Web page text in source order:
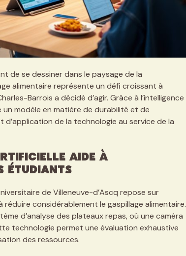
de se dessiner dans le paysage de la
alimentaire représente un défi croissant à
Barrois a décidé d’agir. Grâce à l’intelligence
modèle en matière de durabilité et de
de la technologie au service de la
aide à
étudiants
de Villeneuve-d’Ascq repose sur
réduire considérablement le gaspillage alimentaire.
d’analyse des plateaux repas, où une caméra
technologie permet une évaluation exhaustive
des ressources.